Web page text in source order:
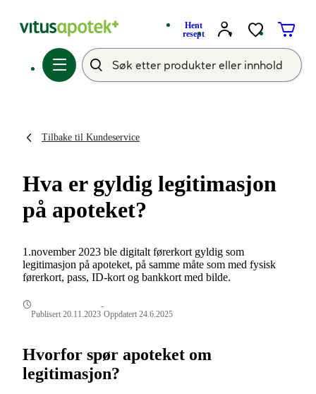
Hent
resept
Tilbake til Kundeservice
Hva er gyldig legitimasjon
på apoteket?
1.november 2023 ble digitalt førerkort gyldig som
legitimasjon på apoteket, på samme måte som med fysisk
førerkort, pass, ID-kort og bankkort med bilde.
Publisert 20.11.2023
-
Oppdatert 24.6.2025
Hvorfor spør apoteket om
legitimasjon?